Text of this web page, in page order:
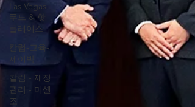
Las Vegas -
푸드 & 핫
플레이스
칼럼-교육-
제이박
칼럼 - 재정
관리 - 미셸
조